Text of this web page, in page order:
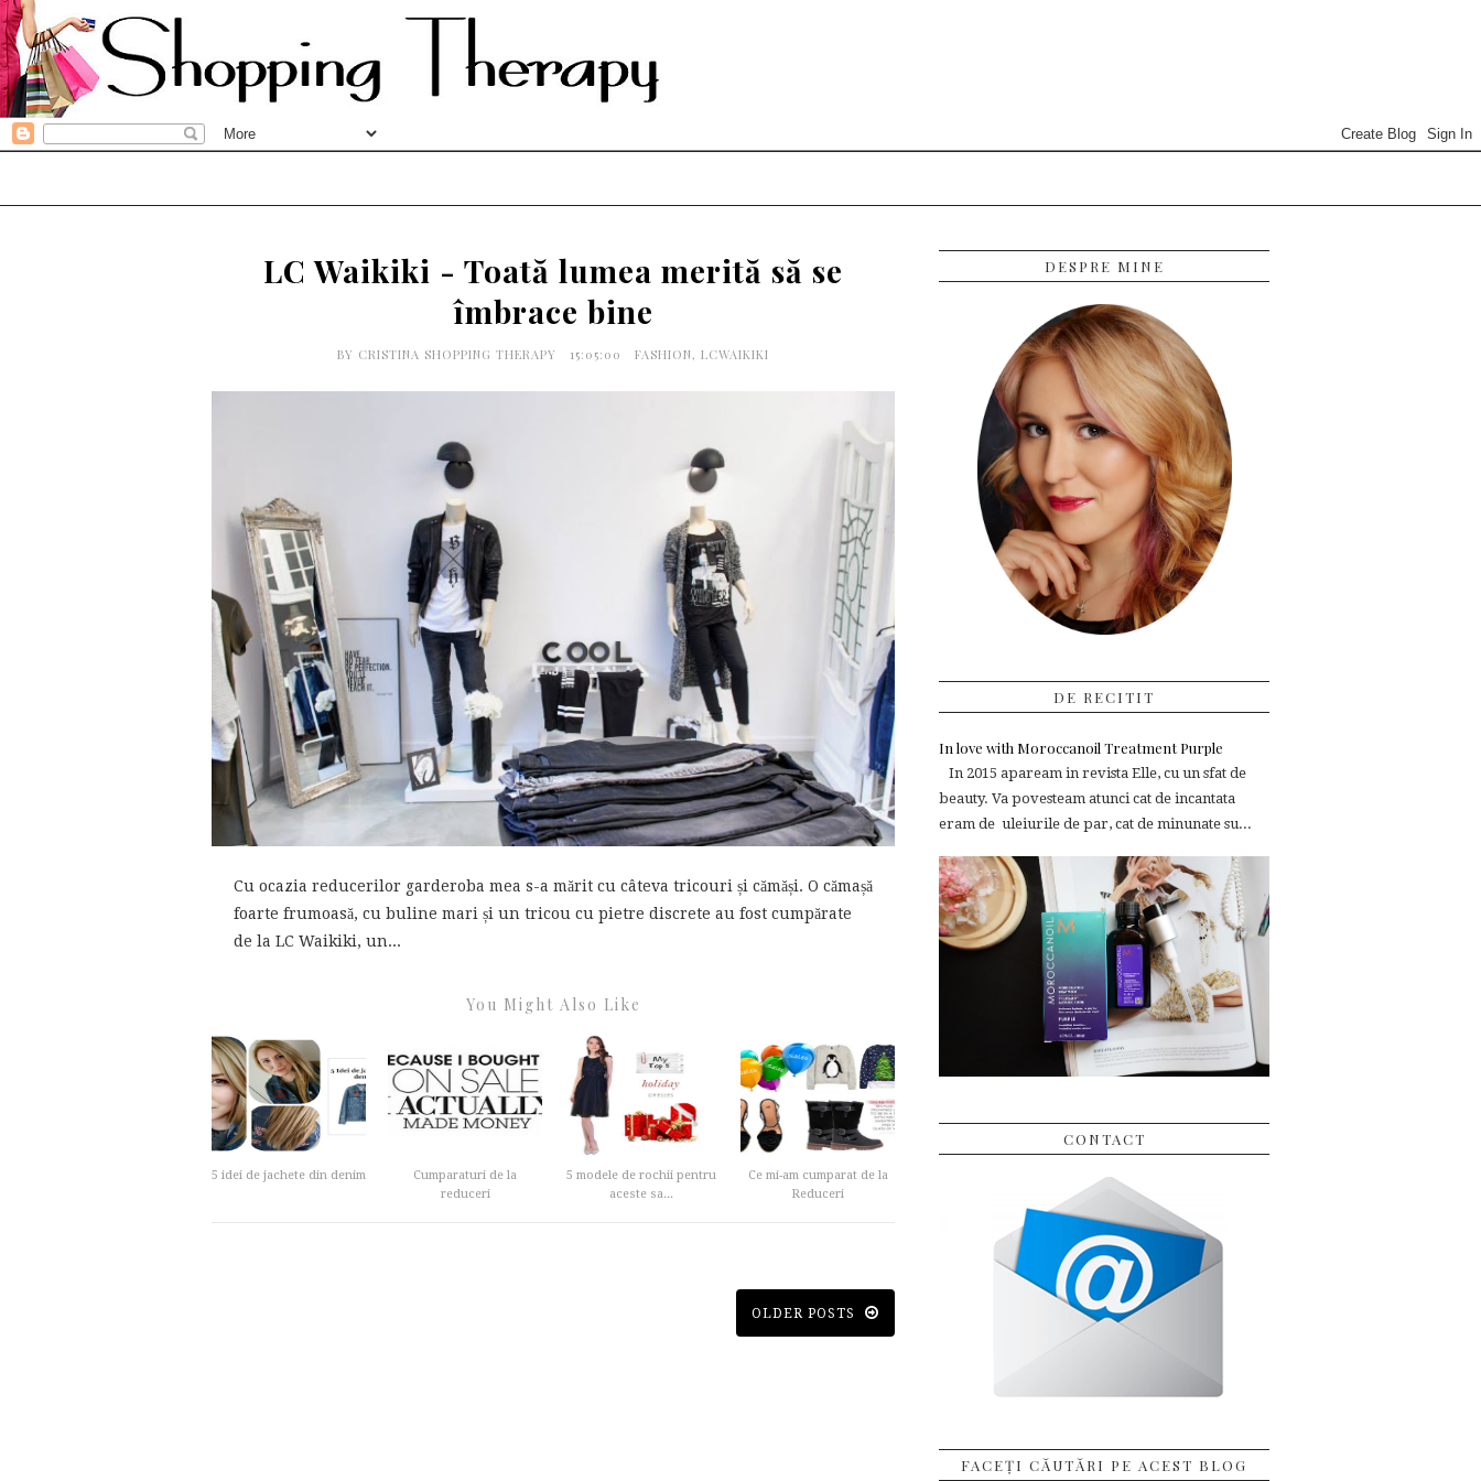
LC Waikiki - Toată lumea merită să se
îmbrace bine
BY CRISTINA SHOPPING THERAPY 15:05:00 FASHION, LCWAIKIKI
Cu ocazia reducerilor garderoba mea s-a mărit cu câteva tricouri și cămăși. O cămașă
foarte frumoasă, cu buline mari și un tricou cu pietre discrete au fost cumpărate
de la LC Waikiki, un...
You Might Also Like
5 idei de jachete din denim
Cumparaturi de la
reduceri
5 modele de rochii pentru
aceste sa...
Ce mi-am cumparat de la
Reduceri
OLDER POSTS
DESPRE MINE
DE RECITIT
In love with Moroccanoil Treatment Purple
In 2015 apaream in revista Elle, cu un sfat de
beauty. Va povesteam atunci cat de incantata
eram de uleiurile de par, cat de minunate su...
CONTACT
FACEȚI CĂUTĂRI PE ACEST BLOG